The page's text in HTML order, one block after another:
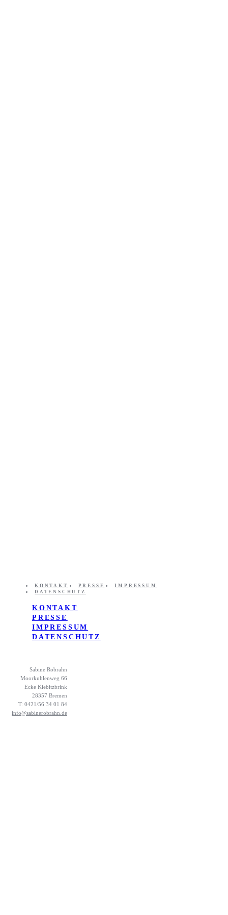
KONTAKT PRESSE
IMPRESSUM
DATENSCHUTZ
KONTAKT
PRESSE
IMPRESSUM
DATENSCHUTZ
Sabine Robrahn
Moorkuhlenweg 66
Ecke Kiebitzbrink
28357 Bremen
T: 0421/56 34 01 84
info@sabinerobrahn.de